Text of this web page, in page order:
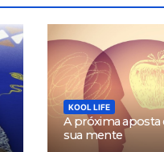
KOOL LIFE
A próxima aposta
sua mente